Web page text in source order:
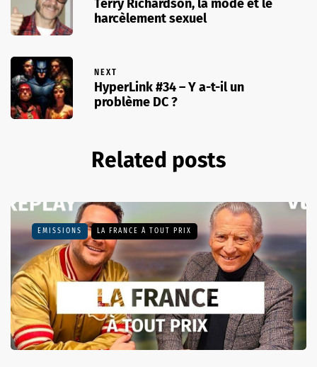
Terry Richardson, la mode et le
harcèlement sexuel
NEXT
HyperLink #34 – Y a-t-il un
problème DC ?
Related posts
EMISSIONS LA FRANCE À TOUT PRIX